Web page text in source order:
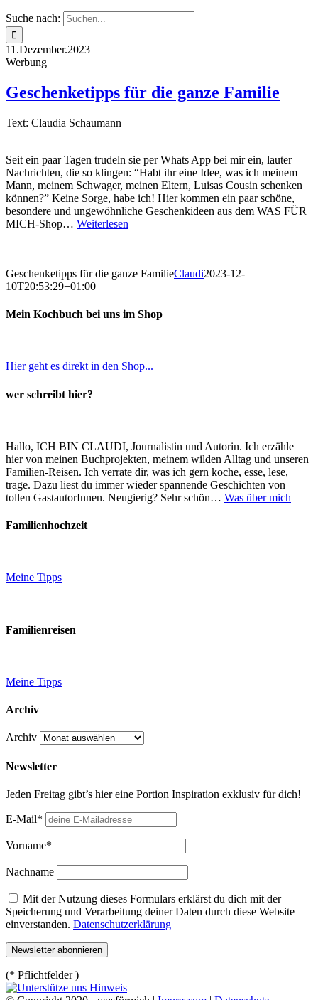
Suche nach:
11.Dezember.2023
Werbung
Geschenketipps für die ganze Familie
Text: Claudia Schaumann
Seit ein paar Tagen trudeln sie per Whats App bei mir ein, lauter
Nachrichten, die so klingen: “Habt ihr eine Idee, was ich meinem
Mann, meinem Schwager, meinen Eltern, Luisas Cousin schenken
können?” Keine Sorge, habe ich! Hier kommen ein paar schöne,
besondere und ungewöhnliche Geschenkideen aus dem WAS FÜR
MICH-Shop… Weiterlesen
Geschenketipps für die ganze FamilieClaudi2023-12-
10T20:53:29+01:00
Mein Kochbuch bei uns im Shop
Hier geht es direkt in den Shop...
wer schreibt hier?
Hallo, ICH BIN CLAUDI, Journalistin und Autorin. Ich erzähle
hier von meinen Buchprojekten, meinem wilden Alltag und unseren
Familien-Reisen. Ich verrate dir, was ich gern koche, esse, lese,
trage. Dazu liest du immer wieder spannende Geschichten von
tollen GastautorInnen. Neugierig? Sehr schön… Was über mich
Familienhochzeit
Meine Tipps
Familienreisen
Meine Tipps
Archiv
Archiv
Newsletter
Jeden Freitag gibt’s hier eine Portion Inspiration exklusiv für dich!
E-Mail*
Vorname*
Nachname
Mit der Nutzung dieses Formulars erklärst du dich mit der
Speicherung und Verarbeitung deiner Daten durch diese Website
einverstanden. Datenschutzerklärung
(* Pflichtfelder )